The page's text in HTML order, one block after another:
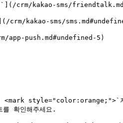
기`](/crm/kakao-sms/
crm/kakao-sms/
app-push.md#undefined-5)
<mark style="color:orange;">`저
확인해주세요.